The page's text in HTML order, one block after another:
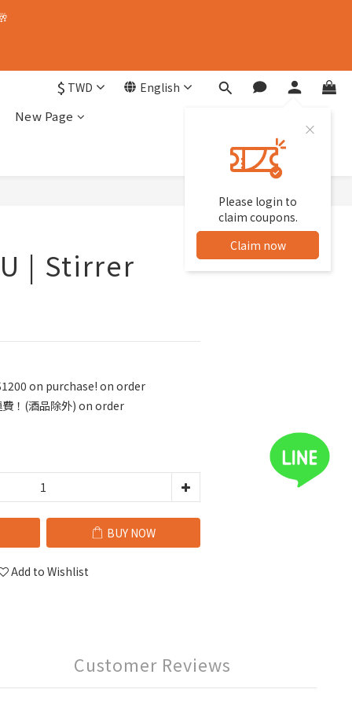
$ TWD English
Please login to
claim coupons.
Claim now
New Page
| Stirrer
on purchase! on order
！(酒品除外) on order
BUY NOW
Add to Wishlist
Customer Reviews
BUY NOW